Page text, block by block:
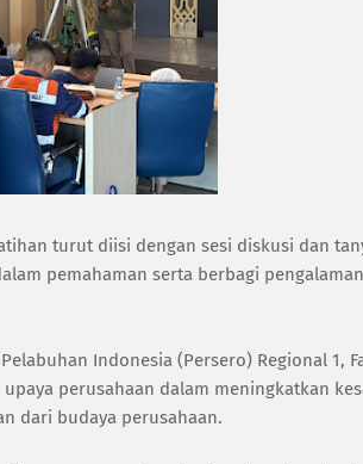
turut diisi dengan sesi diskusi dan
pemahaman serta berbagi
Indonesia (Persero) Regional 1,
perusahaan dalam meningkatkan
dari budaya perusahaan.